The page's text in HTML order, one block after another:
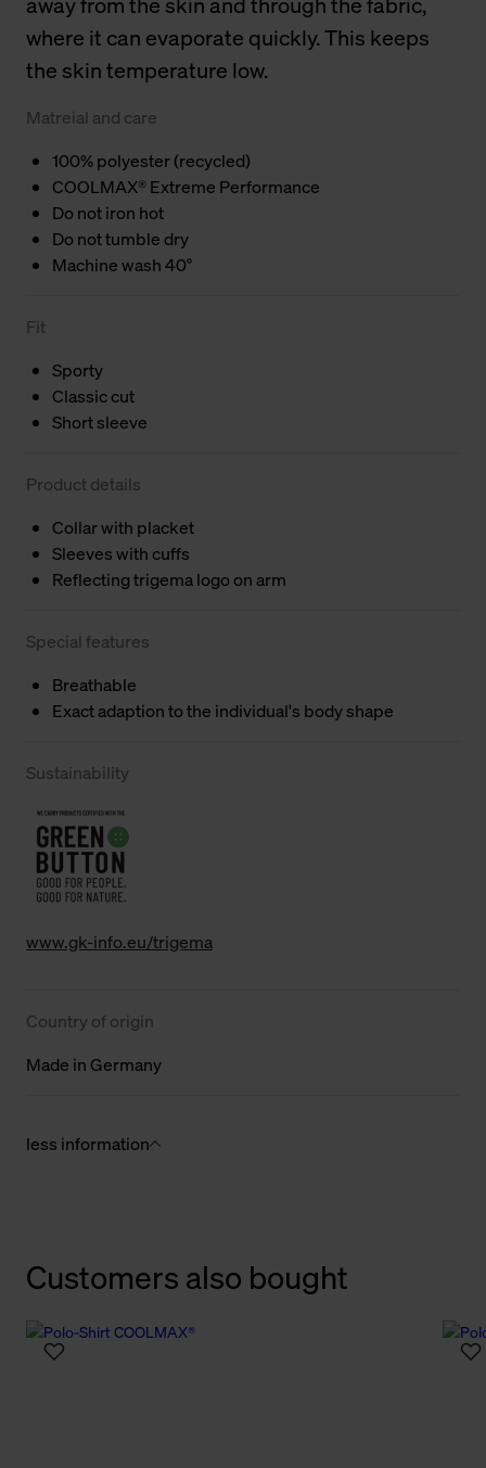
where it can evaporate quickly. This keeps
the skin temperature low.
Matreial and care
100% polyester (recycled)
COOLMAX® Extreme Performance
Do not iron hot
Do not tumble dry
Machine wash 40°
Fit
Sporty
Classic cut
Short sleeve
Product details
Collar with placket
Sleeves with cuffs
Reflecting trigema logo on arm
Special features
Breathable
Exact adaption to the individual's body shape
Sustainability
www.gk-info.eu/trigema
Country of origin
Made in Germany
less information
Customers also bought